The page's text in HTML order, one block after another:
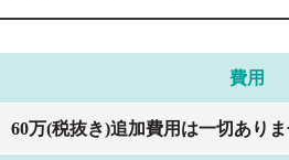
費用
60万(税抜き)追加費用は一切あり